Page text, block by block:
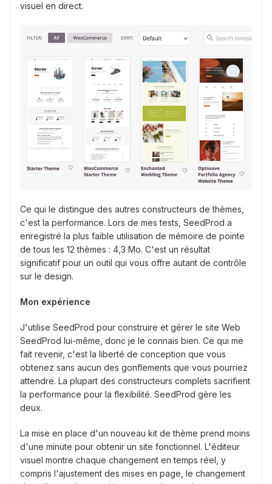
visuel en direct.
Ce qui le distingue des autres constructeurs de thèmes,
c'est la performance. Lors de mes tests, SeedProd a
enregistré la plus faible utilisation de mémoire de pointe
de tous les 12 thèmes : 4,3 Mo. C'est un résultat
significatif pour un outil qui vous offre autant de contrôle
sur le design.
Mon expérience
J'utilise SeedProd pour construire et gérer le site Web
SeedProd lui-même, donc je le connais bien. Ce qui me
fait revenir, c'est la liberté de conception que vous
obtenez sans aucun des gonflements que vous pourriez
attendre. La plupart des constructeurs complets sacrifient
la performance pour la flexibilité. SeedProd gère les
deux.
La mise en place d'un nouveau kit de thème prend moins
d'une minute pour obtenir un site fonctionnel. L'éditeur
visuel montre chaque changement en temps réel, y
compris l'ajustement des mises en page, le changement